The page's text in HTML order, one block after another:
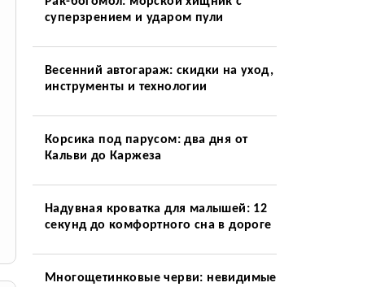
суперзрением и ударом пули
Весенний автогараж: скидки на уход,
инструменты и технологии
Корсика под парусом: два дня от
Кальви до Каржеза
Надувная кроватка для малышей: 12
секунд до комфортного сна в дороге
Многощетинковые черви: невидимые